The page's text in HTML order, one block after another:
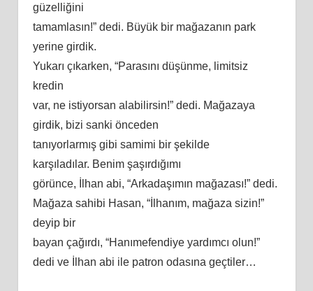
güzelliğini
tamamlasın!” dedi. Büyük bir mağazanın park
yerine girdik.
Yukarı çıkarken, “Parasını düşünme, limitsiz
kredin
var, ne istiyorsan alabilirsin!” dedi. Mağazaya
girdik, bizi sanki önceden
tanıyorlarmış gibi samimi bir şekilde
karşıladılar. Benim şaşırdığımı
görünce, İlhan abi, “Arkadaşımın mağazası!” dedi.
Mağaza sahibi Hasan, “İlhanım, mağaza sizin!”
deyip bir
bayan çağırdı, “Hanımefendiye yardımcı olun!”
dedi ve İlhan abi ile patron odasına geçtiler…